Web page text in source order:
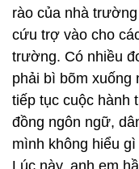
rào của nhà
cứu trợ vào cho
trường. Có nhiều
phải bì bõm xuống
tiếp tục cuộc hành
đồng ngôn ngữ,
mình không hiểu
Lúc này, anh em